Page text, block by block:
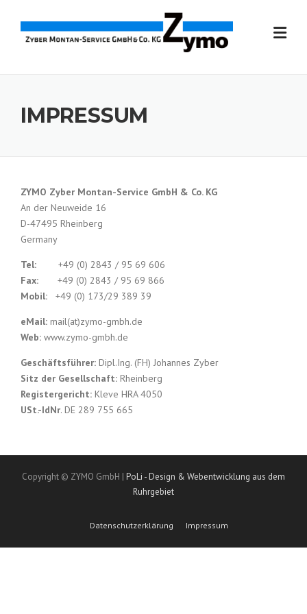
content
IMPRESSUM
ZYMO Zyber Montan-Service GmbH & Co. KG
An der Neuweide 16
D-47495 Rheinberg
Germany
Tel:
+49 (0) 2843 / 95 69 606
Fax: +49 (0) 2843 / 95 69 866
Mobil: +49 (0) 173/29 389 39
eMail: mail(at)zymo-gmbh.de
Web: www.zymo-gmbh.de
Geschäftsführer: Dipl.Ing. (FH) Johannes Zyber
Sitz der Gesellschaft: Rheinberg
Registergericht: Kleve HRA 4050
USt.-IdNr. DE 289 755 665
Copyright © ZYMO GmbH | PoLi - Design & Webentwicklung aus dem
Ruhrgebiet
Datenschutzerklärung Impressum